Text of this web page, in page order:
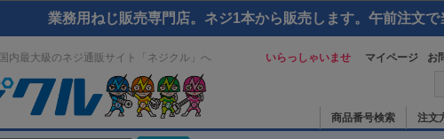
業務用ねじ販売専門店。ネジ1本から販売します。午前注文
内最大級のネジ通販サイト「ネジクル」へ いらっしゃいませ マイページ お
商品番号検索 注文